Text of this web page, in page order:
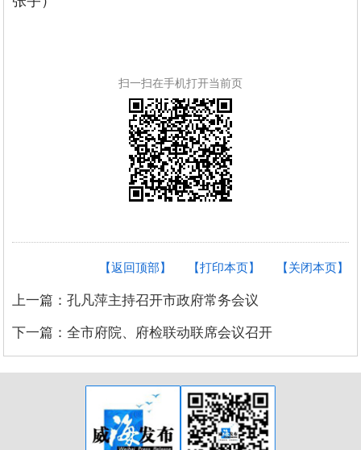
扫一扫在手机打开当前页
【关闭本页】
【打印本页】
【返回顶部】
上一篇：孔凡萍主持召开市政府常务会议
下一篇：全市府院、府检联动联席会议召开